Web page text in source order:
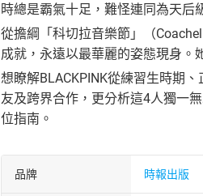
時總是霸氣十足，難怪連同為天后
從擔綱「科切拉音樂節」（
成就，永遠以最華麗的姿態現身。
想瞭解BLACKPINK從練習生時期
友及跨界合作，更分析這4人獨一
位指南。
品牌 時報出版